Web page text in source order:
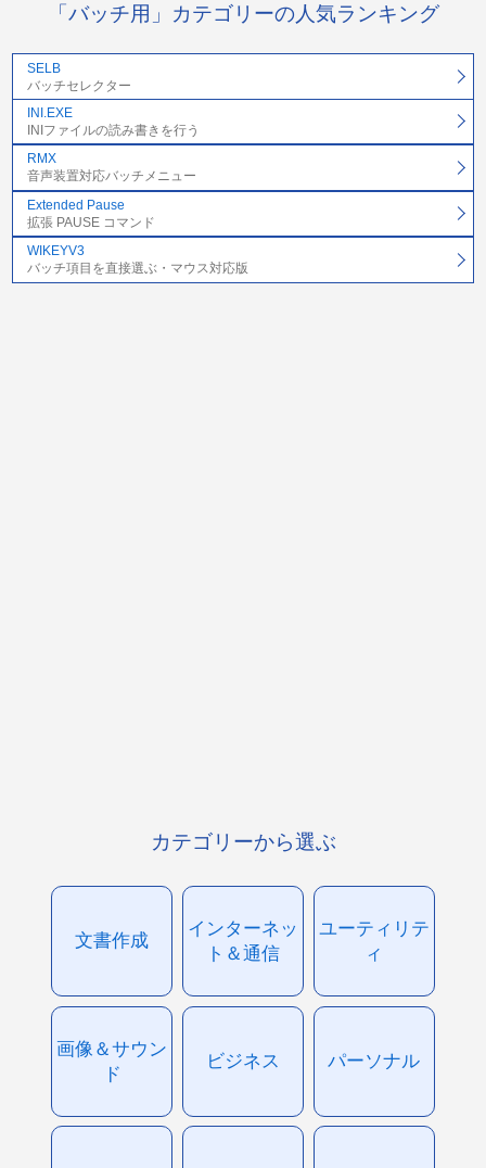
「バッチ用」カテゴリーの人気ランキング
SELB
バッチセレクター
INI.EXE
INIファイルの読み書きを行う
RMX
音声装置対応バッチメニュー
Extended Pause
拡張 PAUSE コマンド
WIKEYV3
バッチ項目を直接選ぶ・マウス対応版
カテゴリーから選ぶ
文書作成
インターネッ
ト＆通信
ユーティリテ
ィ
画像＆サウン
ド
ビジネス パーソナル